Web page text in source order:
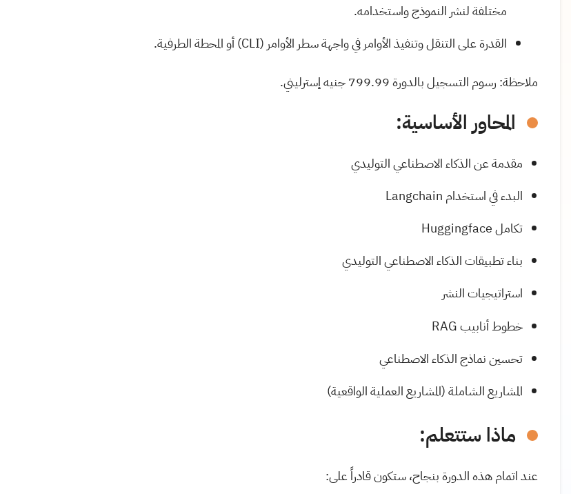
مختلفة لنشر النموذج واستخدامه.
القدرة على التنقل وتنفيذ الأوامر في واجهة سطر الأوامر (CLI) أو المحطة الطرفية.
ملاحظة: رسوم التسجيل بالدورة 799.99 جنيه إسترليني.
المحاور الأساسية:
مقدمة عن الذكاء الاصطناعي التوليدي
البدء في استخدام Langchain
تكامل Huggingface
بناء تطبيقات الذكاء الاصطناعي التوليدي
استراتيجيات النشر
خطوط أنابيب RAG
تحسين نماذج الذكاء الاصطناعي
المشاريع الشاملة (المشاريع العملية الواقعية)
ماذا ستتعلم:
عند اتمام هذه الدورة بنجاح، ستكون قادراً على: